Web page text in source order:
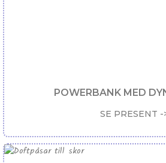
POWERBANK MED
SE PRESENT -